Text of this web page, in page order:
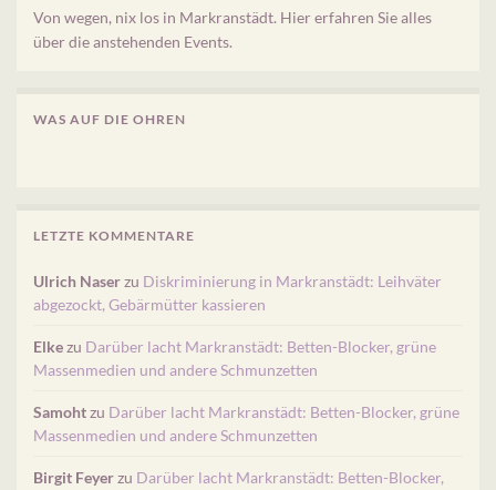
Von wegen, nix los in Markranstädt. Hier erfahren Sie alles
über die anstehenden Events.
WAS AUF DIE OHREN
LETZTE KOMMENTARE
Ulrich Naserzu Diskriminierung in Markranstädt: Leihväter
abgezockt, Gebärmütter kassieren
Elkezu Darüber lacht Markranstädt: Betten-Blocker, grüne
Massenmedien und andere Schmunzetten
Samohtzu Darüber lacht Markranstädt: Betten-Blocker, grüne
Massenmedien und andere Schmunzetten
Birgit Feyerzu Darüber lacht Markranstädt: Betten-Blocker,